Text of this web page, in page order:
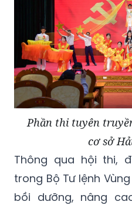
Phần thi tuyên
cơ sở
Thông qua hội thi,
trong Bộ Tư lệnh
bồi dưỡng, nâng